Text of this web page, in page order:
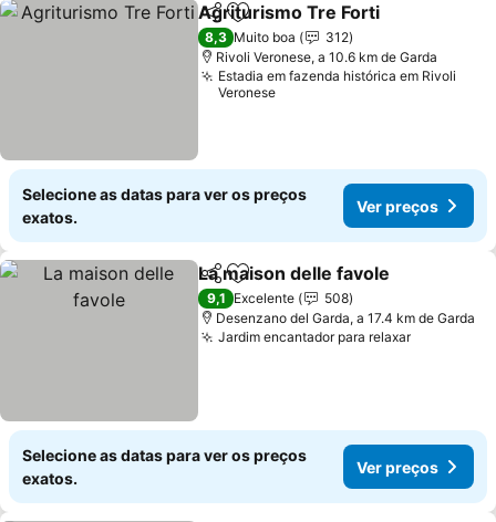
PartilharAdicionar aos favoritos
Agriturismo Tre Forti
8,3 Muito boa
312
Rivoli Veronese, a 10.6 km de Garda
Estadia em fazenda histórica em Rivoli
Veronese
Selecione as datas para ver os preços
exatos.
Ver preços
PartilharAdicionar aos favoritos
La maison delle favole
9,1 Excelente
508
Desenzano del Garda, a 17.4 km de Garda
Jardim encantador para relaxarVer
Selecione as datas para ver os preços
exatos.
Ver preços